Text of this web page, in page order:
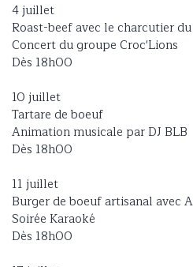
4 juillet
Roast-beef avec le charcutier
Concert du groupe Croc'Lions
Dès 18h00
10 juillet
Tartare de boeuf
Animation musicale par DJ BLB
Dès 18h00
11 juillet
Burger de boeuf artisanal avec
Soirée Karaoké
Dès 18h00